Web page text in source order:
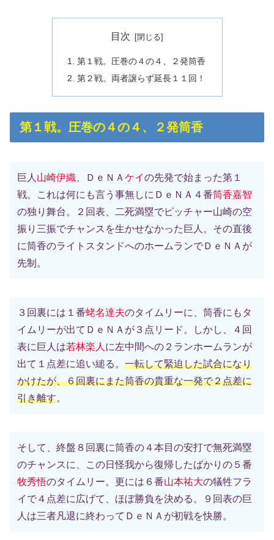
目次
第１戦。圧巻の４の４、２発筒香
第２戦。両者譲らず延長１１回！
第１戦。圧巻の４の４、２発筒香
巨人山崎伊織、ＤｅＮＡケイの先発で始まった第１
戦。これは何にも言う事無しにＤｅＮＡ４番筒香嘉智
の独り舞台。２回表、二死満塁でピッチャー山崎の空
振り三振でチャンスを生かせなかった巨人。その直後
に筒香のライトスタンドへのホームランでＤｅＮＡが
先制。
３回裏には１番蛯名達夫のタイムリーに、筒香にもタ
イムリーが出てＤｅＮＡが３点リード。しかし、４回
表に巨人は若林楽人 に左中間への２ランホームランが
出て１点差に追い縋る。 一転して緊迫した試合になり
かけたが、６回裏にまた筒香の貴重な一発で２点差に
引き離す。
そして、終盤８回裏に筒香の４本目の安打で無死満塁
のチャンスに、この日怪我から復帰したばかりの５番
牧秀悟のタイムリー。更には６番山本祐大の犠牲フラ
イで４点差に広げて、ほぼ勝負を決める。９回表の巨
人は三者凡退に終わってＤｅＮＡが初戦を快勝。